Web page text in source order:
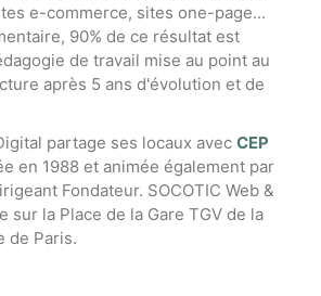
e-commerce, sites one-page...
90% de ce résultat est
de travail mise au point au
après 5 ans d'évolution et de
partage ses locaux avec CEP
en 1988 et animée également par
Fondateur. SOCOTIC Web &
sur la Place de la Gare TGV de la
de Paris.